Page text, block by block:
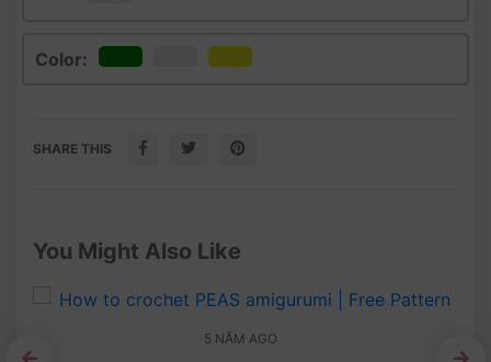
Color:
SHARE THIS
You Might Also Like
5 NĂM AGO